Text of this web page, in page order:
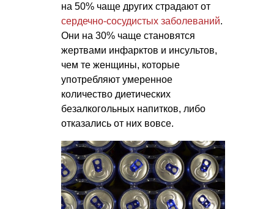
на 50% чаще других страдают от
сердечно-сосудистых заболеваний.
Они на 30% чаще становятся
жертвами инфарктов и инсультов,
чем те женщины, которые
употребляют умеренное
количество диетических
безалкогольных напитков, либо
отказались от них вовсе.